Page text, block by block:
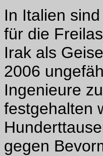
In Italien
für die
Irak als
2006
Ingenieure
festgehalten
gegen